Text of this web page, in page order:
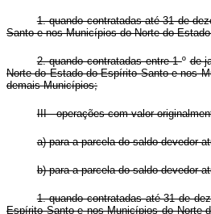
1. quando contratadas até 31 de
Santo e nos Municípios do Norte do
2. quando contratadas entre 1ºde
Norte do Estado do Espírito Santo e nos
demais Municípios;
III - operações com valor
a) para a parcela do saldo devedor
b) para a parcela do saldo devedor
1. quando contratadas até 31 de
Espírito Santo e nos Municípios do Norte